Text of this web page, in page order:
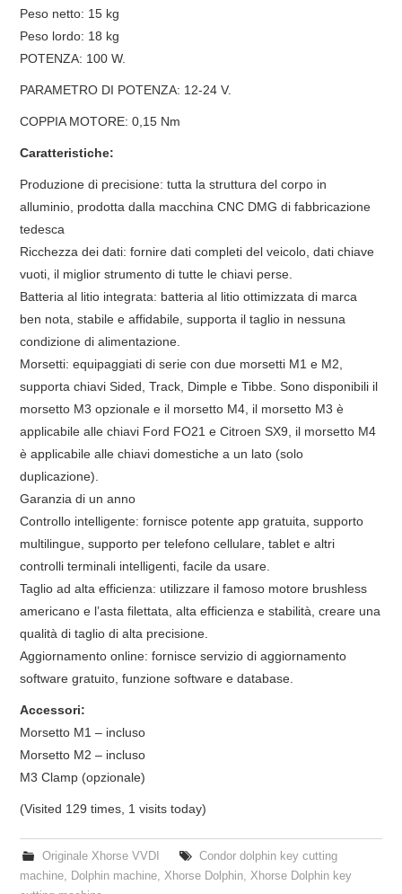
Peso netto: 15 kg
Peso lordo: 18 kg
POTENZA: 100 W.
PARAMETRO DI POTENZA: 12-24 V.
COPPIA MOTORE: 0,15 Nm
Caratteristiche:
Produzione di precisione: tutta la struttura del corpo in
alluminio, prodotta dalla macchina CNC DMG di fabbricazione
tedesca
Ricchezza dei dati: fornire dati completi del veicolo, dati chiave
vuoti, il miglior strumento di tutte le chiavi perse.
Batteria al litio integrata: batteria al litio ottimizzata di marca
ben nota, stabile e affidabile, supporta il taglio in nessuna
condizione di alimentazione.
Morsetti: equipaggiati di serie con due morsetti M1 e M2,
supporta chiavi Sided, Track, Dimple e Tibbe. Sono disponibili il
morsetto M3 opzionale e il morsetto M4, il morsetto M3 è
applicabile alle chiavi Ford FO21 e Citroen SX9, il morsetto M4
è applicabile alle chiavi domestiche a un lato (solo
duplicazione).
Garanzia di un anno
Controllo intelligente: fornisce potente app gratuita, supporto
multilingue, supporto per telefono cellulare, tablet e altri
controlli terminali intelligenti, facile da usare.
Taglio ad alta efficienza: utilizzare il famoso motore brushless
americano e l’asta filettata, alta efficienza e stabilità, creare una
qualità di taglio di alta precisione.
Aggiornamento online: fornisce servizio di aggiornamento
software gratuito, funzione software e database.
Accessori:
Morsetto M1 – incluso
Morsetto M2 – incluso
M3 Clamp (opzionale)
(Visited 129 times, 1 visits today)
Originale Xhorse VVDI
Condor dolphin key cutting
machine, Dolphin machine,Xhorse Dolphin,Xhorse Dolphin key